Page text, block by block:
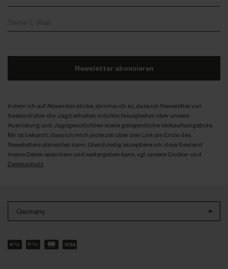
Newsletter abonnieren
Indem ich auf Absenden klicke, stimme ich zu, dass ich Newsletter von
Seeland über die Jagd erhalten möchte; Neuigkeiten über unsere
Ausrüstung und Jagdgeschichten sowie gelegentliche Verkaufsangebote.
Mir ist bekannt, dass ich mich jederzeit über den Link am Ende des
Newsletters abmelden kann. Gleichzeitig akzeptiere ich, dass Seeland
meine Daten speichern und weitergeben kann, vgl. unsere Cookie- und
Datenschutz.
Germany